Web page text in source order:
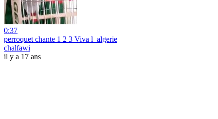
0:37
perroquet chante 1 2 3 Viva l_algerie
chalfawi
il y a 17 ans